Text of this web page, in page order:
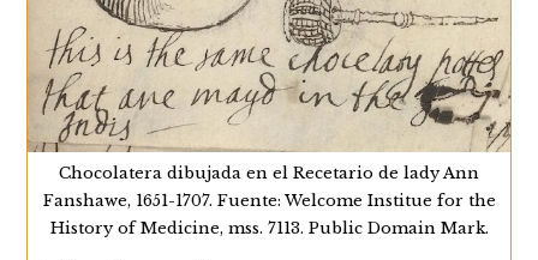
Chocolatera dibujada en el Recetario de lady Ann
Fanshawe, 1651-1707. Fuente: Welcome Institue for the
History of Medicine, mss. 7113. Public Domain Mark.